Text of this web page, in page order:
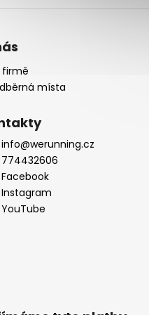
firmě
místa
info@werunning.cz
774432606
Facebook
Instagram
YouTube